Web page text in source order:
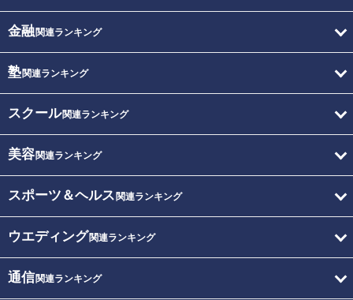
金融関連ランキング
塾関連ランキング
スクール関連ランキング
美容関連ランキング
スポーツ＆ヘルス 関連ランキング
ウエディング関連ランキング
通信関連ランキング